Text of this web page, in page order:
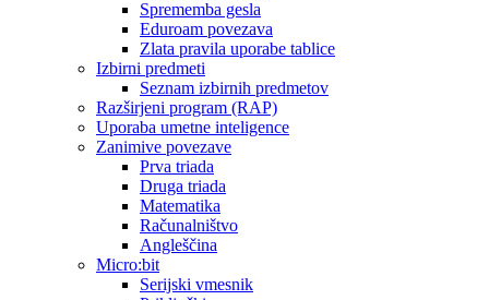
Sprememba gesla
Eduroam povezava
Zlata pravila uporabe tablice
Izbirni predmeti
Seznam izbirnih predmetov
Razširjeni program (RAP)
Uporaba umetne inteligence
Zanimive povezave
Prva triada
Druga triada
Matematika
Računalništvo
Angleščina
Micro:bit
Serijski vmesnik